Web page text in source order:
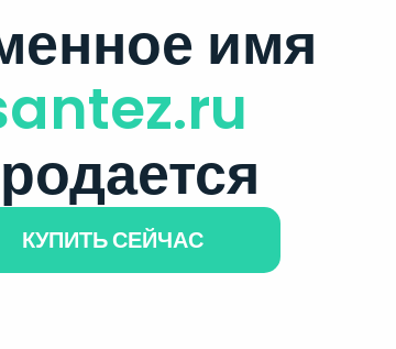
имя
КУПИТЬ СЕЙЧАС